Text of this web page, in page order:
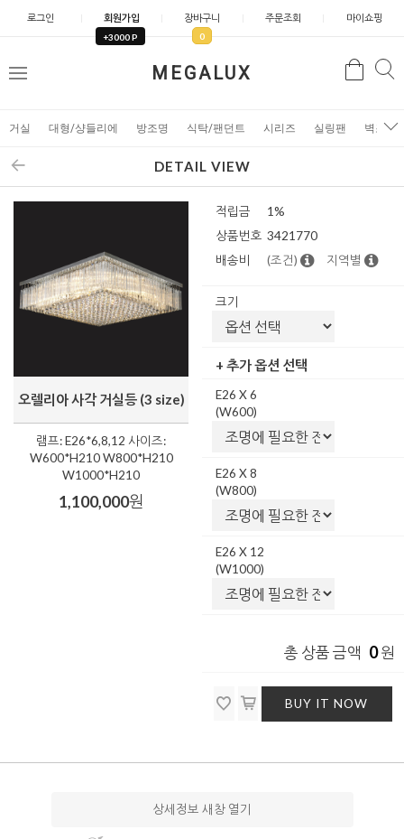
로그인 회원가입
+3000 P
장바구니
0
주문조회 마이쇼핑
MEGALUX
메
검
거실 대형/샹들리에 방조명 식탁/팬던트 시리즈 실링팬 벽조명
DETAIL VIEW
오렐리아 사각 거실등 (3 size)
램프: E26*6,8,12 사이즈:
W600*H210 W800*H210
W1000*H210
1,100,000원
적립금
1%
상품번호 3421770
배송비
(조건) 지역별
크기
+ 추가 옵션 선택
E26 X 6
(W600)
E26 X 8
(W800)
E26 X 12
(W1000)
총 상품 금액 0원
BUY IT NOW
상세정보 새창 열기